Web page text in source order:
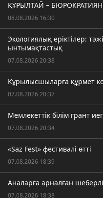
ҚҰРЫЛТАЙ –
08.08.2026 16:30
Экологиялық еріктілер:
ынтымақтастық
07.08.2026 20:38
Құрылысшыларға құрмет
07.08.2026 20:37
Мемлекеттік білім грант
07.08.2026 20:34
«Saz Fest» фестивалі өтті
07.08.2026 18:39
Аналарға арналған
07.08.2026 18:38